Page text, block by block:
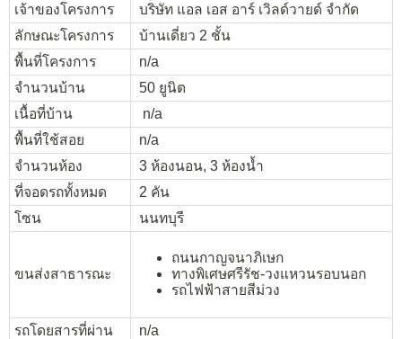
เจ้าของโครงการ
บริษัท แอล เอส อาร์ เวิลด์วายด์ จำกัด
ลักษณะโครงการ
บ้านเดี่ยว 2 ชั้น
พื้นที่โครงการ
n/a
จำนวนบ้าน
50 ยูนิต
เนื้อที่บ้าน
n/a
พื้นที่ใช้สอย
n/a
จำนวนห้อง
3 ห้องนอน, 3 ห้องน้ำ
ที่จอดรถทั้งหมด
2 คัน
โซน
นนทบุรี
ขนส่งสาธารณะ
ถนนกาญจนาภิเษก
ทางพิเศษศรีรัช-วงแหวนรอบนอก
รถไฟฟ้าสายสีม่วง
รถโดยสารที่ผ่าน n/a